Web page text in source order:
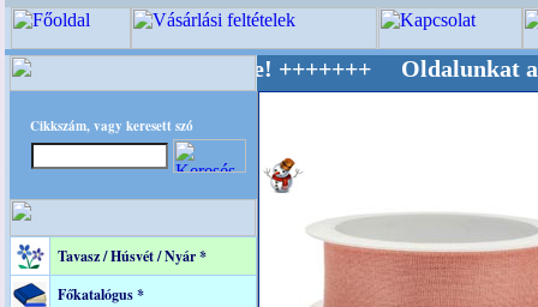
Cikkszám, vagy keresett szó
Tavasz / Húsvét / Nyár *
Főkatalógus *
Világ Mestere! +++++++ Oldalunkat